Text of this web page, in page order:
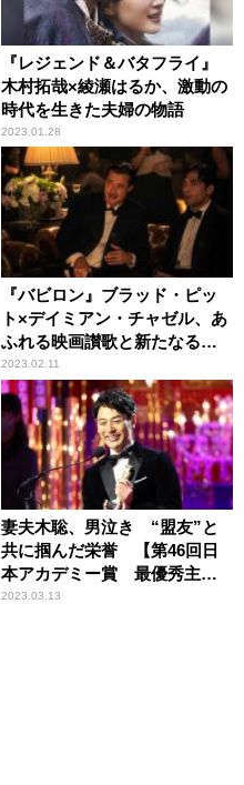
『レジェンド＆バタフライ』
木村拓哉×綾瀬はるか、激動の
時代を生きた夫婦の物語
2023.01.28
『バビロン』ブラッド・ピッ
ト×デイミアン・チャゼル、あ
ふれる映画讃歌と新たなる挑
戦
2023.02.11
妻夫木聡、男泣き “盟友”と
共に掴んだ栄誉 【第46回日
本アカデミー賞 最優秀主演
男優賞】
2023.03.13